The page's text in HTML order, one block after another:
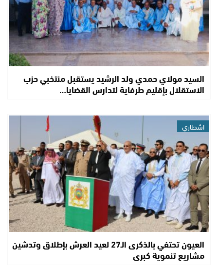
السيد مولاي حمدي ولد الرشيد يستقبل منتخبي حزب
الاستقلال بإقليم طرفاية لتدارس القضايا…
اشطاري
العيون تحتفي بالذكرى الـ27 لعيد العرش بإطلاق وتدشين
مشاريع تنموية كبرى